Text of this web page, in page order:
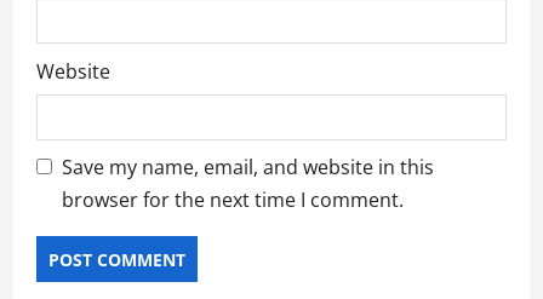
Website
Save my name, email, and website in this
browser for the next time I comment.